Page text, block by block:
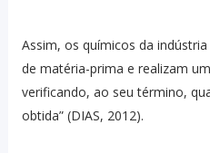
Assim, os químicos da
de matéria-prima e realizam
verificando, ao seu término,
obtida” (DIAS, 2012).